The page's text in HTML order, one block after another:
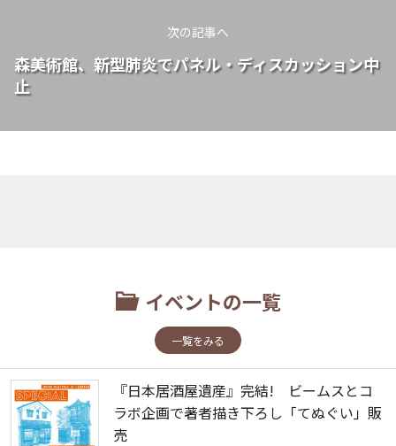
次の記事へ
森美術館、新型肺炎でパネル・ディスカッション中
止
イベントの一覧
一覧をみる
『日本居酒屋遺産』完結! ビームスとコ
ラボ企画で著者描き下ろし「てぬぐい」販
売